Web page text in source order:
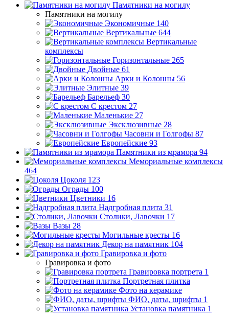
Памятники на могилу
Памятники на могилу
Экономичные 140
Вертикальные 644
Вертикальные
комплексы
Горизонтальные 265
Двойные 61
Арки и Колонны 56
Элитные 39
Барельеф 30
С крестом 27
Маленькие 27
Эксклюзивные 28
Часовни и Голгофы 87
Европейские 93
Памятники из мрамора 94
Мемориальные комплексы
464
Цоколя 123
Ограды 100
Цветники 16
Надгробная плита 31
Столики, Лавочки 17
Вазы 28
Могильные кресты 16
Декор на памятник 104
Гравировка и фото
Гравировка и фото
Гравировка портрета 1
Портретная плитка
Фото на керамике
ФИО, даты, шрифты 1
Установка памятника 1